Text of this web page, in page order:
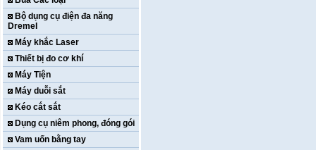
Bộ dụng cụ điện đa năng
Dremel
Máy khắc Laser
Thiết bị đo cơ khí
Máy Tiện
Máy duỗi sắt
Kéo cắt sắt
Dụng cụ niêm phong, đóng gói
Vam uốn bằng tay